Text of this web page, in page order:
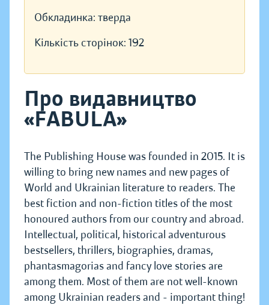
Обкладинка: тверда
Кількість сторінок: 192
Про видавництво
«FABULA»
The Publishing House was founded in 2015. It is
willing to bring new names and new pages of
World and Ukrainian literature to readers. The
best fiction and non-fiction titles of the most
honoured authors from our country and abroad.
Intellectual, political, historical adventurous
bestsellers, thrillers, biographies, dramas,
phantasmagorias and fancy love stories are
among them. Most of them are not well-known
among Ukrainian readers and - important thing!